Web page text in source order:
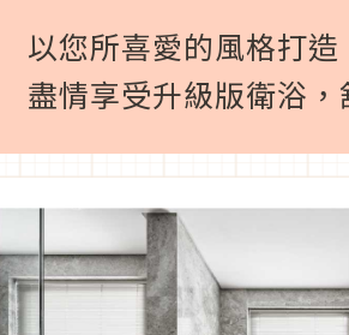
以您所喜愛的風格打造
盡情享受升級版衛浴